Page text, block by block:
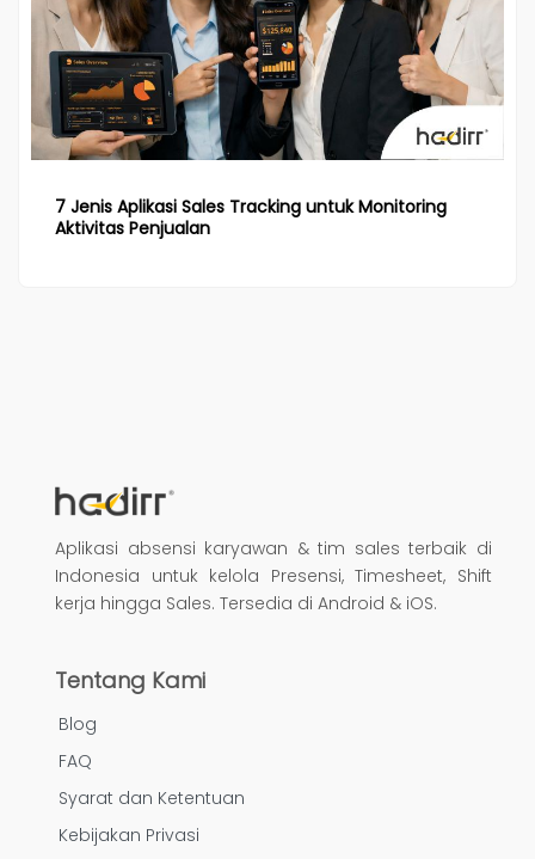
7 Jenis Aplikasi Sales Tracking untuk Monitoring
Aktivitas Penjualan
Aplikasi absensi karyawan & tim sales terbaik di
Indonesia untuk kelola Presensi, Timesheet, Shift
kerja hingga Sales. Tersedia di Android & iOS.
Tentang Kami
Blog
FAQ
Syarat dan Ketentuan
Kebijakan Privasi